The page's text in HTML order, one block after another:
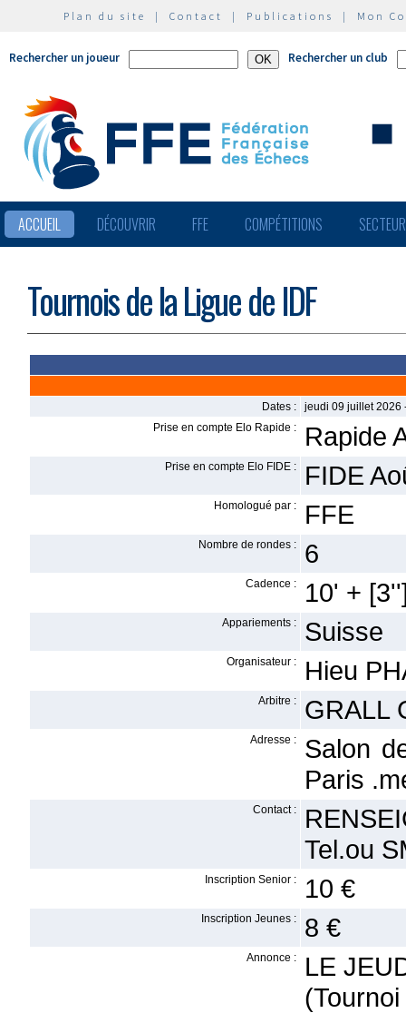
Plan du site | Contact | Publications | Mon
Rechercher un joueur Rechercher un club
ACCUEIL DÉCOUVRIR FFE COMPÉTITIONS
Tournois de la Ligue de IDF
Dates :
jeudi 09 juillet 2026
Prise en compte Elo Rapide :
Rapide
Prise en compte Elo FIDE : FIDE
Homologué par : FFE
Nombre de rondes : 6
Cadence : 10' +
Appariements : Suisse
Organisateur : Hieu
Arbitre : GRALL
Adresse :
Salon
Paris
Contact :
Tel.ou
Inscription Senior : 10 €
Inscription Jeunes : 8 €
Annonce :
LE